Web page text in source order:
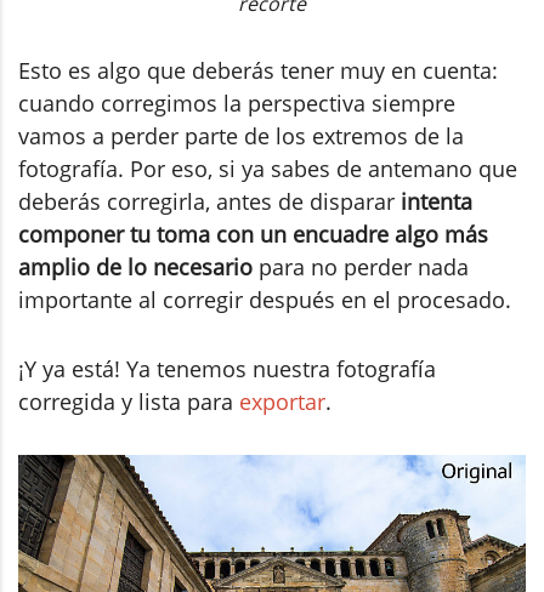
Esto es algo que deberás tener muy en cuenta:
cuando corregimos la perspectiva siempre
vamos a perder parte de los extremos de la
fotografía. Por eso, si ya sabes de antemano que
deberás corregirla, antes de disparar intenta
componer tu toma con un encuadre algo más
amplio de lo necesario para no perder nada
importante al corregir después en el procesado.
¡Y ya está! Ya tenemos nuestra fotografía
corregida y lista para exportar.